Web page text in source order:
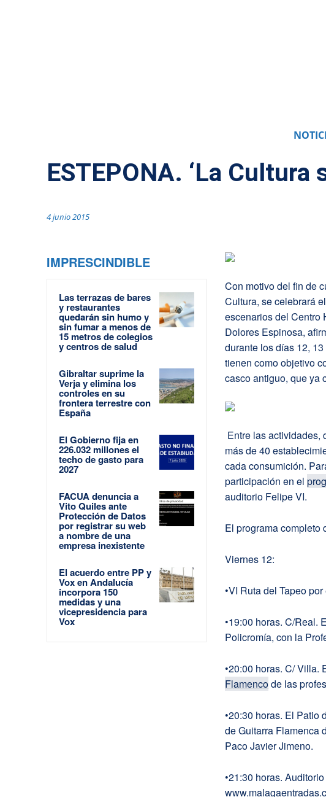
ESTEPONA. ‘La
4 junio 2015
IMPRESCINDIBLE
Las terrazas de bares
y restaurantes
quedarán sin humo y
sin fumar a menos de
15 metros de colegios
y centros de salud
Gibraltar suprime la
Verja y elimina los
controles en su
frontera terrestre con
España
El Gobierno fija en
226.032 millones el
techo de gasto para
2027
FACUA denuncia a
Vito Quiles ante
Protección de Datos
por registrar su web
a nombre de una
empresa inexistente
El acuerdo entre PP y
Vox en Andalucía
incorpora 150
medidas y una
vicepresidencia para
Vox
Con motivo del fin de
Cultura, se celebrará
escenarios del Centro
Dolores Espinosa,
durante los días 12,
tienen como objetivo
casco antiguo, que ya
Entre las actividades,
más de 40
cada consumición.
participación en el
auditorio Felipe VI.
El programa completo
Viernes 12:
•VI Ruta del Tapeo
•19:00 horas. C/Real.
Policromía, con la
•20:00 horas. C/ Villa.
Flamencode las
•20:30 horas. El Patio
de Guitarra Flamenca
Paco Javier Jimeno.
•21:30 horas.